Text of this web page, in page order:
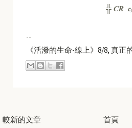
╬CR -C
--
《活潑的生命-線上》8/8, 真正
較新的文章 首頁